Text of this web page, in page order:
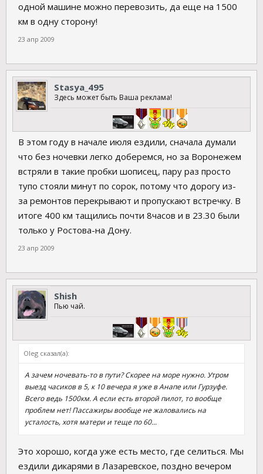
одной машине можно перевозить, да еще на 1500
км в одну сторону!
23 апр 2009
Stasya_495
Здесь может быть Ваша реклама!
В этом году в начале июля ездили, сначала думали
что без ночевки легко доберемся, но за Воронежем
встряли в такие пробки шописец, пару раз просто
тупо стояли минут по сорок, потому что дорогу из-
за ремонтов перекрывают и пропускают встречку. В
итоге 400 км тащились почти 8часов и в 23.30 были
только у Ростова-на Дону.
23 апр 2009
Shish
Пью чай.
Oleg сказал(а):
А зачем ночевать-то в пути? Скорее на море нужно. Утром
выезд часиков в 5, к 10 вечера я уже в Анапе или Гурзуфе.
Всего ведь 1500км. А если есть второй пилот, то вообще
проблем нет! Пассажиры вообще не жаловались на
усталость, хотя матери и теще по 60...
Это хорошо, когда уже есть место, где селиться. Мы
ездили дикарями в Лазаревское, поздно вечером